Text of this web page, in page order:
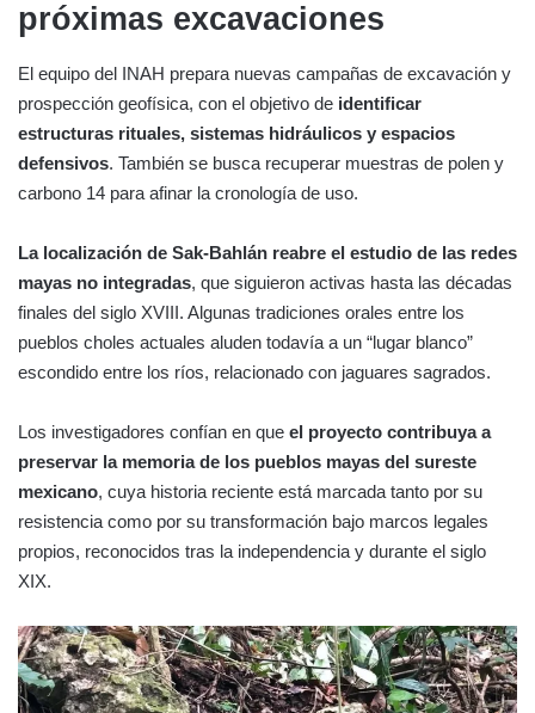
próximas excavaciones
El equipo del INAH prepara nuevas campañas de excavación y
prospección geofísica, con el objetivo de identificar
estructuras rituales, sistemas hidráulicos y espacios
defensivos. También se busca recuperar muestras de polen y
carbono 14 para afinar la cronología de uso.
La localización de Sak-Bahlán reabre el estudio de las redes
mayas no integradas, que siguieron activas hasta las décadas
finales del siglo XVIII. Algunas tradiciones orales entre los
pueblos choles actuales aluden todavía a un “lugar blanco”
escondido entre los ríos, relacionado con jaguares sagrados.
Los investigadores confían en que el proyecto contribuya a
preservar la memoria de los pueblos mayas del sureste
mexicano, cuya historia reciente está marcada tanto por su
resistencia como por su transformación bajo marcos legales
propios, reconocidos tras la independencia y durante el siglo
XIX.